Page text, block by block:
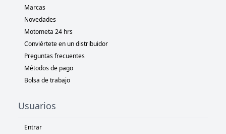
Marcas
Novedades
Motometa 24 hrs
Conviértete en un distribuidor
Preguntas frecuentes
Métodos de pago
Bolsa de trabajo
Usuarios
Entrar